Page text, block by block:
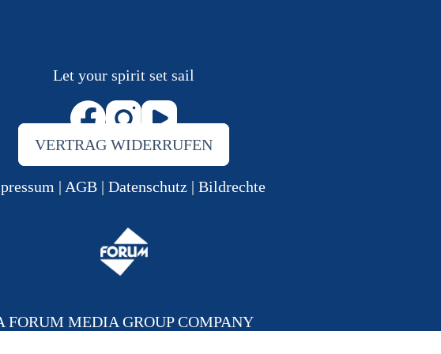
Let your spirit set sail
VERTRAG WIDERRUFEN
| AGB | Datenschutz | Bildrechte
FORUM MEDIA GROUP COMPANY